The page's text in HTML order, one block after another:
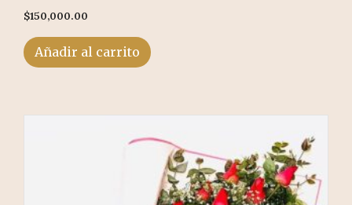
$150,000.00
Añadir al carrito